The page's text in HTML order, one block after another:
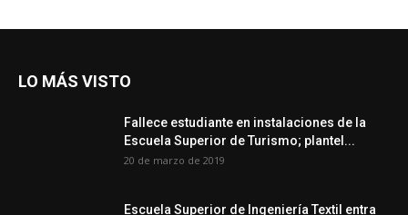
LO MÁS VISTO
Fallece estudiante en instalaciones de la
Escuela Superior de Turismo; plantel...
20 de marzo de 2019
Escuela Superior de Ingeniería Textil entra